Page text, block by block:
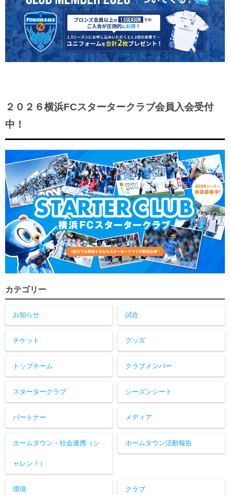
２０２６横浜FCスタータークラブ会員入会受付
中！
カテゴリー
お知らせ 試合
チケット グッズ
トップチーム クラブメンバー
スタータークラブ シーズンシート
パートナー メディア
ホームタウン・社会連携（シ
ャレン！）
ホームタウン活動報告
環境 クラブ